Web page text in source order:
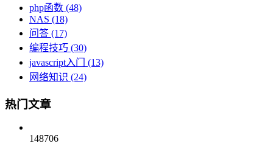
php函数 (48)
NAS (18)
问答 (17)
编程技巧 (30)
javascript入门
(13)
网络知识 (24)
热门文章
148706